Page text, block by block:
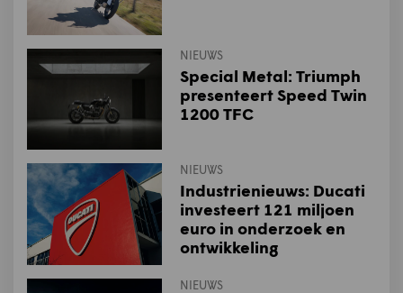
NIEUWS
Special Metal: Triumph
presenteert Speed Twin
1200 TFC
NIEUWS
Industrienieuws: Ducati
investeert 121 miljoen
euro in onderzoek en
ontwikkeling
NIEUWS